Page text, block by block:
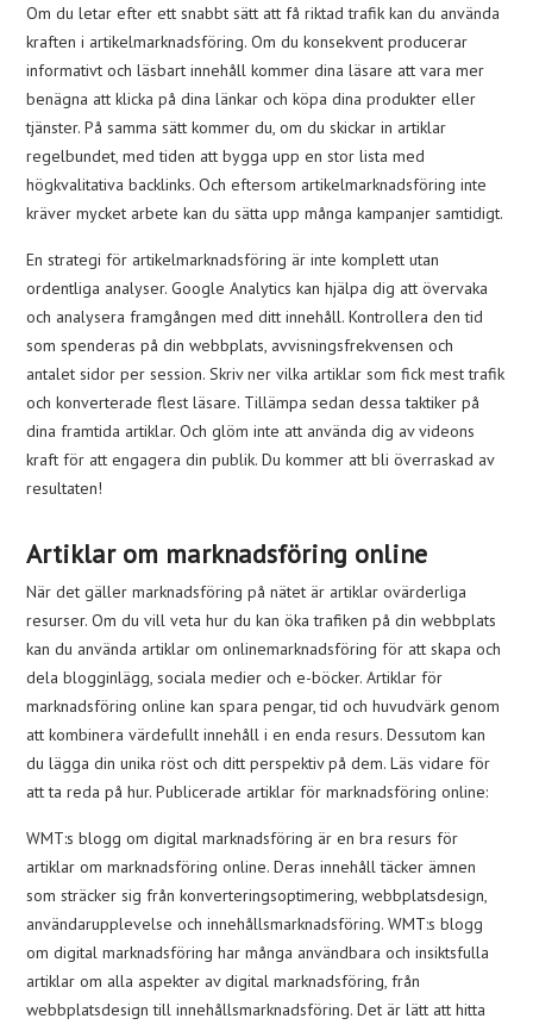
Om du letar efter ett snabbt sätt att få riktad trafik kan du använda
kraften i artikelmarknadsföring. Om du konsekvent producerar
informativt och läsbart innehåll kommer dina läsare att vara mer
benägna att klicka på dina länkar och köpa dina produkter eller
tjänster. På samma sätt kommer du, om du skickar in artiklar
regelbundet, med tiden att bygga upp en stor lista med
högkvalitativa backlinks. Och eftersom artikelmarknadsföring inte
kräver mycket arbete kan du sätta upp många kampanjer samtidigt.
En strategi för artikelmarknadsföring är inte komplett utan
ordentliga analyser. Google Analytics kan hjälpa dig att övervaka
och analysera framgången med ditt innehåll. Kontrollera den tid
som spenderas på din webbplats, avvisningsfrekvensen och
antalet sidor per session. Skriv ner vilka artiklar som fick mest trafik
och konverterade flest läsare. Tillämpa sedan dessa taktiker på
dina framtida artiklar. Och glöm inte att använda dig av videons
kraft för att engagera din publik. Du kommer att bli överraskad av
resultaten!
Artiklar om marknadsföring online
När det gäller marknadsföring på nätet är artiklar ovärderliga
resurser. Om du vill veta hur du kan öka trafiken på din webbplats
kan du använda artiklar om onlinemarknadsföring för att skapa och
dela blogginlägg, sociala medier och e-böcker. Artiklar för
marknadsföring online kan spara pengar, tid och huvudvärk genom
att kombinera värdefullt innehåll i en enda resurs. Dessutom kan
du lägga din unika röst och ditt perspektiv på dem. Läs vidare för
att ta reda på hur. Publicerade artiklar för marknadsföring online:
WMT:s blogg om digital marknadsföring är en bra resurs för
artiklar om marknadsföring online. Deras innehåll täcker ämnen
som sträcker sig från konverteringsoptimering, webbplatsdesign,
användarupplevelse och innehållsmarknadsföring. WMT:s blogg
om digital marknadsföring har många användbara och insiktsfulla
artiklar om alla aspekter av digital marknadsföring, från
webbplatsdesign till innehållsmarknadsföring. Det är lätt att hitta